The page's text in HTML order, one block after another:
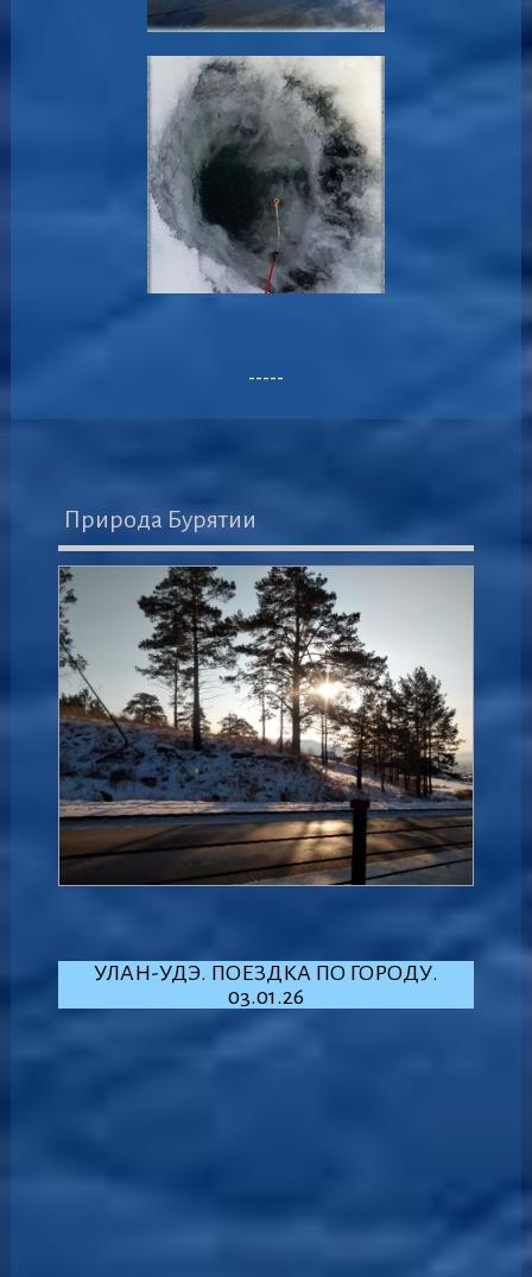
-----
Природа Бурятии
УЛАН-УДЭ. ПОЕЗДКА ПО ГОРОДУ.
03.01.26